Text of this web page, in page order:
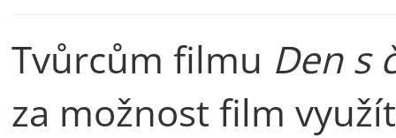
Tvůrcům filmu Den s
za možnost film